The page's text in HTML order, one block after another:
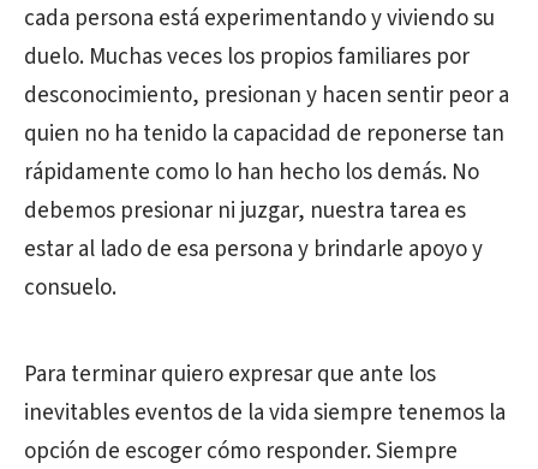
cada persona está experimentando y viviendo su
duelo. Muchas veces los propios familiares por
desconocimiento, presionan y hacen sentir peor a
quien no ha tenido la capacidad de reponerse tan
rápidamente como lo han hecho los demás. No
debemos presionar ni juzgar, nuestra tarea es
estar al lado de esa persona y brindarle apoyo y
consuelo.
Para terminar quiero expresar que ante los
inevitables eventos de la vida siempre tenemos la
opción de escoger cómo responder. Siempre